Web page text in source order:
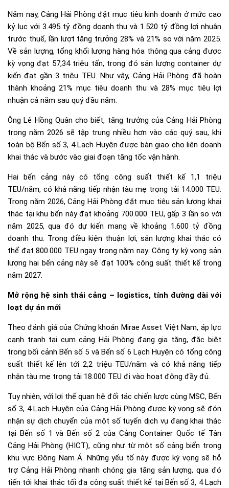
Năm nay, Cảng Hải Phòng đặt mục tiêu kinh doanh ở mức cao
kỷ lục với 3.495 tỷ đồng doanh thu và 1.520 tỷ đồng lợi nhuận
trước thuế, lần lượt tăng trưởng 28% và 21% so với năm 2025.
Về sản lượng, tổng khối lượng hàng hóa thông qua cảng được
kỳ vọng đạt 57,34 triệu tấn, trong đó sản lượng container dự
kiến đạt gần 3 triệu TEU. Như vậy, Cảng Hải Phòng đã hoàn
thành khoảng 21% mục tiêu doanh thu và 28% mục tiêu lợi
nhuận cả năm sau quý đầu năm.
Ông Lê Hồng Quân cho biết, tăng trưởng của Cảng Hải Phòng
trong năm 2026 sẽ tập trung nhiều hơn vào các quý sau, khi
toàn bộ Bến số 3, 4 Lạch Huyện được bàn giao cho liên doanh
khai thác và bước vào giai đoạn tăng tốc vận hành.
Hai bến cảng này có tổng công suất thiết kế 1,1 triệu
TEU/năm, có khả năng tiếp nhận tàu mẹ trọng tải 14.000 TEU.
Trong năm 2026, Cảng Hải Phòng đặt mục tiêu sản lượng khai
thác tại khu bến này đạt khoảng 700.000 TEU, gấp 3 lần so với
năm 2025, qua đó dự kiến mang về khoảng 1.600 tỷ đồng
doanh thu. Trong điều kiện thuận lợi, sản lượng khai thác có
thể đạt 800.000 TEU ngay trong năm nay. Công ty kỳ vọng sản
lượng hai bến cảng này sẽ đạt 100% công suất thiết kế trong
năm 2027.
Mở rộng hệ sinh thái cảng – logistics, tính đường dài với
loạt dự án mới
Theo đánh giá của Chứng khoán Mirae Asset Việt Nam, áp lực
cạnh tranh tại cụm cảng Hải Phòng đang gia tăng, đặc biệt
trong bối cảnh Bến số 5 và Bến số 6 Lạch Huyện có tổng công
suất thiết kế lên tới 2,2 triệu TEU/năm và có khả năng tiếp
nhận tàu mẹ trọng tải 18.000 TEU đi vào hoạt động đầy đủ.
Tuy nhiên, với lợi thế quan hệ đối tác chiến lược cùng MSC, Bến
số 3, 4 Lạch Huyện của Cảng Hải Phòng được kỳ vọng sẽ đón
nhận sự dịch chuyển của một số tuyến dịch vụ đang khai thác
tại Bến số 1 và Bến số 2 của Cảng Container Quốc tế Tân
Cảng Hải Phòng (HICT), cũng như từ một số cảng biển trong
khu vực Đông Nam Á. Những yếu tố này được kỳ vọng sẽ hỗ
trợ Cảng Hải Phòng nhanh chóng gia tăng sản lượng, qua đó
tiến tới khai thác tối đa công suất thiết kế tại Bến số 3, 4 Lạch